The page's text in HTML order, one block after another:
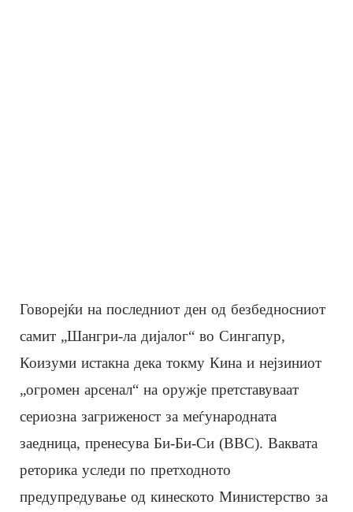
Говорејќи на последниот ден од безбедносниот
самит „Шангри-ла дијалог“ во Сингапур,
Коизуми истакна дека токму Кина и нејзиниот
„огромен арсенал“ на оружје претставуваат
сериозна загриженост за меѓународната
заедница, пренесува Би-Би-Си (BBC). Ваквата
реторика уследи по претходното
предупредување од кинеското Министерство за